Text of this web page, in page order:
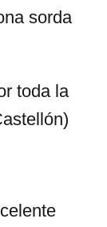
sorda
toda la